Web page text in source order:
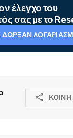
έλεγχο του
σας με το
ΔΩΡΕΆΝ
ΚΟΙΝΉ